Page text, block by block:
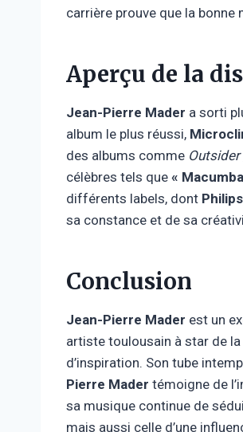
carrière prouve que la bonne
Aperçu de la
Jean-Pierre Mader a sorti
album le plus réussi,
des albums comme Outsider
célèbres tels que «
différents labels, dont
sa constance et de sa
Conclusion
Jean-Pierre Mader est un
artiste toulousain à star de
d’inspiration. Son tube
Pierre Mader témoigne de
sa musique continue de
mais aussi celle d’une